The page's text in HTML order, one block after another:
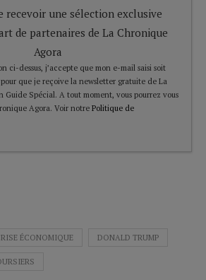
recevoir une sélection exclusive
de partenaires de La Chronique
Agora
ci-dessus, j’accepte que mon e-mail saisi soit
que je reçoive la newsletter gratuite de La
Guide Spécial. A tout moment, vous pourrez vous
Agora. Voir notre Politique de
ÉCONOMIQUE DONALD TRUMP